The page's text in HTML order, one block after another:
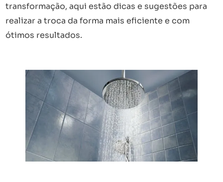
transformação, aqui estão dicas e sugestões para
realizar a troca da forma mais eficiente e com
ótimos resultados.